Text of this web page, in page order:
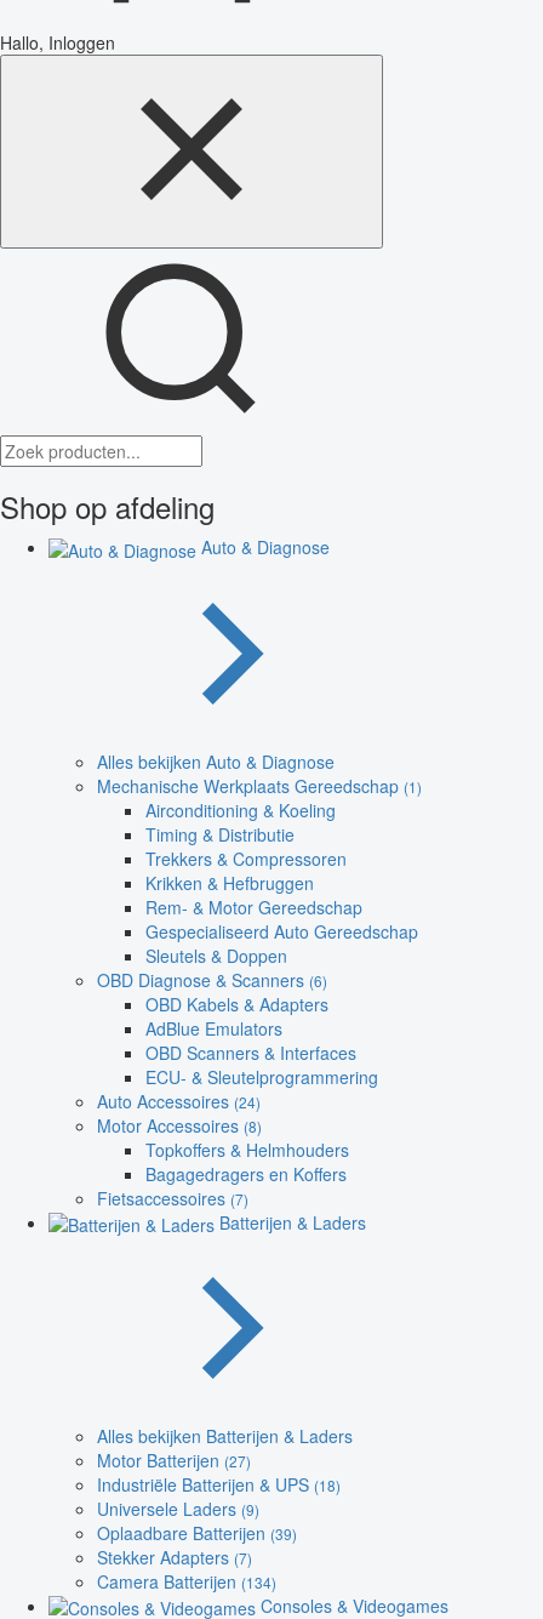
Hallo, Inloggen
Shop op afdeling
Auto & Diagnose
Alles bekijken Auto & Diagnose
Mechanische Werkplaats Gereedschap (1)
Airconditioning & Koeling
Timing & Distributie
Trekkers & Compressoren
Krikken & Hefbruggen
Rem- & Motor Gereedschap
Gespecialiseerd Auto Gereedschap
Sleutels & Doppen
OBD Diagnose & Scanners (6)
OBD Kabels & Adapters
AdBlue Emulators
OBD Scanners & Interfaces
ECU- & Sleutelprogrammering
Auto Accessoires (24)
Motor Accessoires (8)
Topkoffers & Helmhouders
Bagagedragers en Koffers
Fietsaccessoires (7)
Batterijen & Laders
Alles bekijken Batterijen & Laders
Motor Batterijen (27)
Industriële Batterijen & UPS (18)
Universele Laders (9)
Oplaadbare Batterijen (39)
Stekker Adapters (7)
Camera Batterijen (134)
Consoles & Videogames